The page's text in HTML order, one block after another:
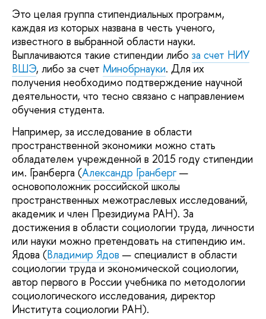
Это целая группа стипендиальных программ,
каждая из которых названа в честь ученого,
известного в выбранной области науки.
Выплачиваются такие стипендии либо за счет НИУ
ВШЭ, либо за счет Минобрнауки. Для их
получения необходимо подтверждение научной
деятельности, что тесно связано с направлением
обучения студента.
Например, за исследование в области
пространственной экономики можно стать
обладателем учрежденной в 2015 году стипендии
им. Гранберга (Александр Гранберг —
основоположник российской школы
пространственных межотраслевых исследований,
академик и член Президиума РАН). За
достижения в области социологии труда, личности
или науки можно претендовать на стипендию им.
Ядова (Владимир Ядов — специалист в области
социологии труда и экономической социологии,
автор первого в России учебника по методологии
социологического исследования, директор
Института социологии РАН).